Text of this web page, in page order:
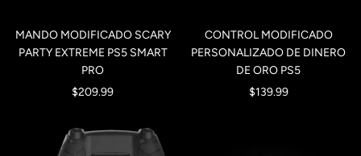
MANDO MODIFICADO SCARY
PARTY EXTREME PS5 SMART
PRO
Precio
venta
$209.99
CONTROL MODIFICADO
PERSONALIZADO DE DINERO
DE ORO PS5
Precio
$139.99